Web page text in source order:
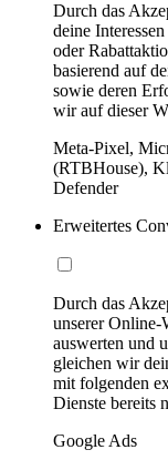
Durch das
deine
oder
basierend auf
sowie deren
wir auf dieser
Meta-Pixel,
(RTBHouse),
Defender
Erweitertes
Durch das
unserer Online-
auswerten und
gleichen wir
mit folgenden
Dienste bereits
Google Ads